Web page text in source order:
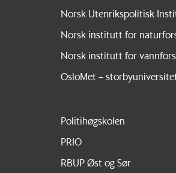
Norsk Utenrikspolitisk
Norsk institutt for
Norsk institutt for
OsloMet –
Politihøgskolen
PRIO
RBUP Øst og Sør